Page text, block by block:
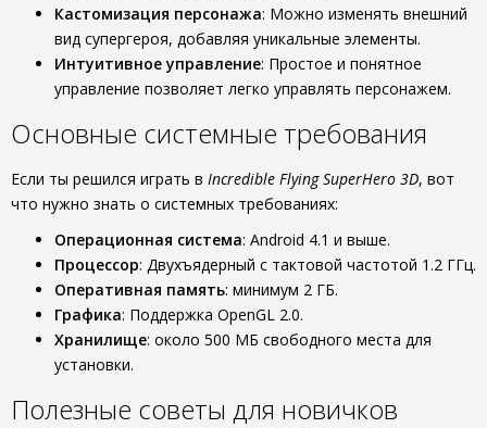
Кастомизация персонажа: Можно изменять внешний
вид супергероя, добавляя уникальные элементы.
Интуитивное управление: Простое и понятное
управление позволяет легко управлять персонажем.
Основные системные требования
Если ты решился играть в Incredible Flying SuperHero 3D, вот
что нужно знать о системных требованиях:
Операционная система: Android 4.1 и выше.
Процессор: Двухъядерный с тактовой частотой 1.2 ГГц.
Оперативная память: минимум 2 ГБ.
Графика: Поддержка OpenGL 2.0.
Хранилище: около 500 МБ свободного места для
установки.
Полезные советы для новичков